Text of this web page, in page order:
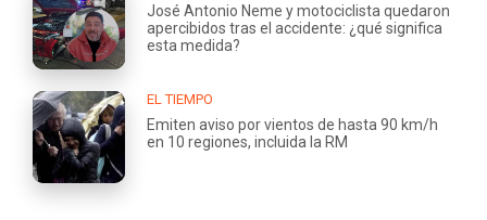
José Antonio Neme y motociclista quedaron
apercibidos tras el accidente: ¿qué significa
esta medida?
EL TIEMPO
Emiten aviso por vientos de hasta 90 km/h
en 10 regiones, incluida la RM